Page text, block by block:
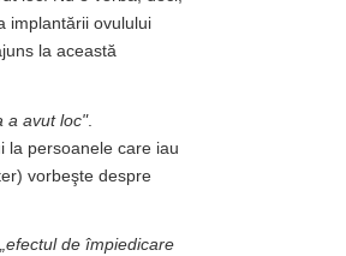
implantării ovulului
la această
a avut loc".
la persoanele care iau
vorbeşte despre
„efectul de împiedicare